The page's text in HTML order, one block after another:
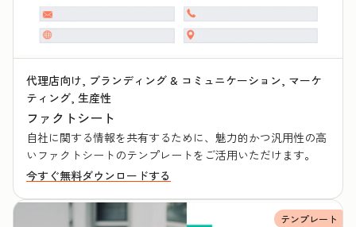
代理店向け, ブランディング & コミュニケーション, マーケ
ティング, 生産性
ファクトシート
自社に関する情報を共有するために、魅力的かつ汎用性の高
いファクトシートのテンプレートをご活用いただけます。
今すぐ無料ダウンロードする
テンプレート